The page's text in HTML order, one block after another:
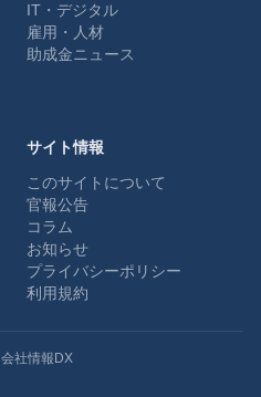
IT・デジタル
雇用・人材
助成金ニュース
サイト情報
このサイトについて
官報公告
コラム
お知らせ
プライバシーポリシー
利用規約
会社情報DX